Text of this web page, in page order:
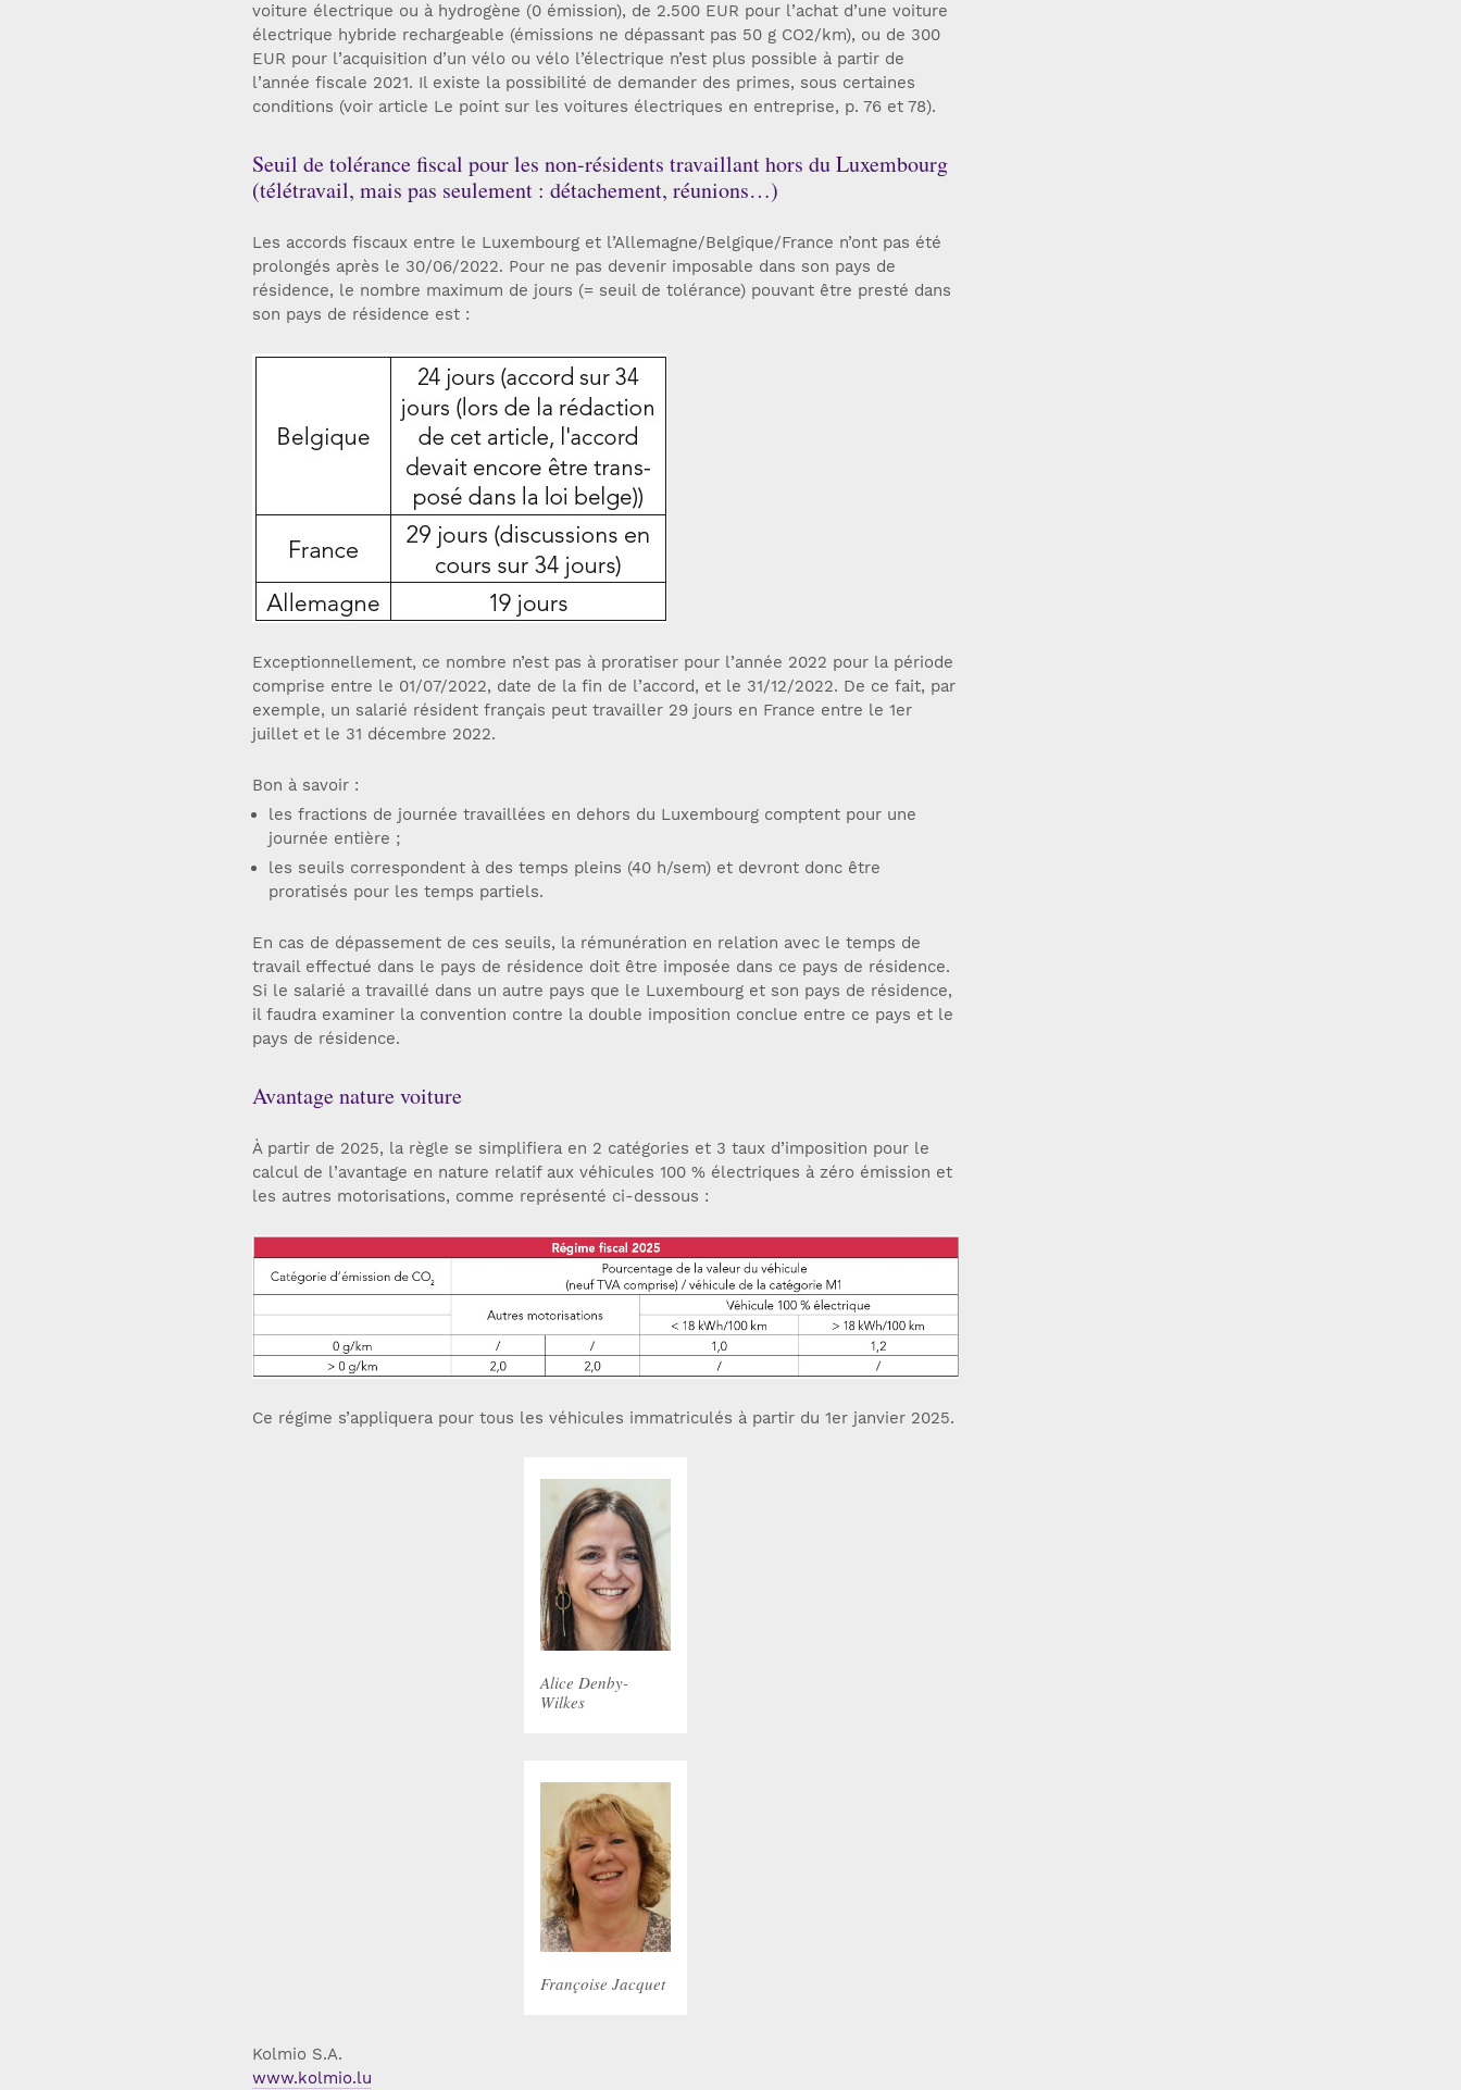
voiture électrique ou à hydrogène (0 émission), de 2.500 EUR pour l’achat d’une voiture
électrique hybride rechargeable (émissions ne dépassant pas 50 g CO2/km), ou de 300
EUR pour l’acquisition d’un vélo ou vélo l’électrique n’est plus possible à partir de
l’année fiscale 2021. Il existe la possibilité de demander des primes, sous certaines
conditions (voir article Le point sur les voitures électriques en entreprise, p. 76 et 78).
Seuil de tolérance fiscal pour les non-résidents travaillant hors du Luxembourg
(télétravail, mais pas seulement : détachement, réunions…)
Les accords fiscaux entre le Luxembourg et l’Allemagne/Belgique/France n’ont pas été
prolongés après le 30/06/2022. Pour ne pas devenir imposable dans son pays de
résidence, le nombre maximum de jours (= seuil de tolérance) pouvant être presté dans
son pays de résidence est :
Exceptionnellement, ce nombre n’est pas à proratiser pour l’année 2022 pour la période
comprise entre le 01/07/2022, date de la fin de l’accord, et le 31/12/2022. De ce fait, par
exemple, un salarié résident français peut travailler 29 jours en France entre le 1er
juillet et le 31 décembre 2022.
Bon à savoir :
les fractions de journée travaillées en dehors du Luxembourg comptent pour une
journée entière ;
les seuils correspondent à des temps pleins (40 h/sem) et devront donc être
proratisés pour les temps partiels.
En cas de dépassement de ces seuils, la rémunération en relation avec le temps de
travail effectué dans le pays de résidence doit être imposée dans ce pays de résidence.
Si le salarié a travaillé dans un autre pays que le Luxembourg et son pays de résidence,
il faudra examiner la convention contre la double imposition conclue entre ce pays et le
pays de résidence.
Avantage nature voiture
À partir de 2025, la règle se simplifiera en 2 catégories et 3 taux d’imposition pour le
calcul de l’avantage en nature relatif aux véhicules 100 % électriques à zéro émission et
les autres motorisations, comme représenté ci-dessous :
Ce régime s’appliquera pour tous les véhicules immatriculés à partir du 1er janvier 2025.
Alice Denby-
Wilkes
Françoise Jacquet
Kolmio S.A.
www.kolmio.lu